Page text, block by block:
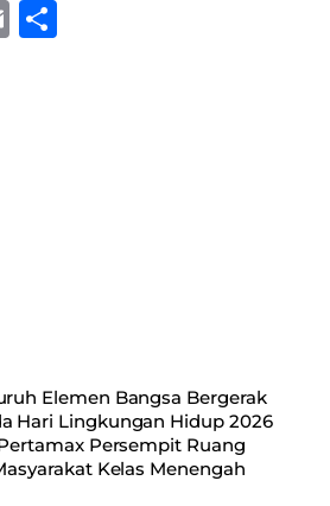
E
Elemen Bangsa Bergerak
Hari Lingkungan Hidup 2026
Persempit Ruang
Kelas Menengah